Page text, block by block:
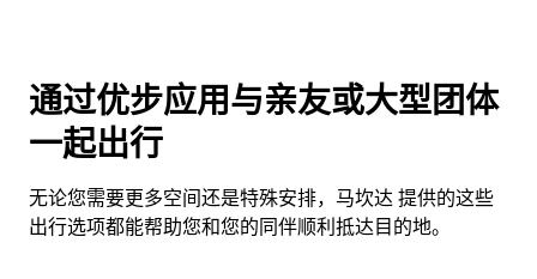
通过优步应用与亲友或大型团体
一起出行
无论您需要更多空间还是特殊安排，马坎达 提供的这些
出行选项都能帮助您和您的同伴顺利抵达目的地。